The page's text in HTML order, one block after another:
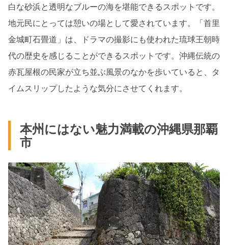
白な砂浜と透明なブルーの海を堪能できるスポットです。
地元民にとっては憩いの場として愛されています。「首里
金城町石畳道」は、ドラマの撮影にも使われた琉球王朝時
代の歴史を感じることができるスポットです。沖縄伝統の
赤瓦屋根の民家が立ち並ぶ風景のなかを歩いていると、タ
イムスリップしたような気分にさせてくれます。
本州にはない魅力満載の沖縄県那覇
市